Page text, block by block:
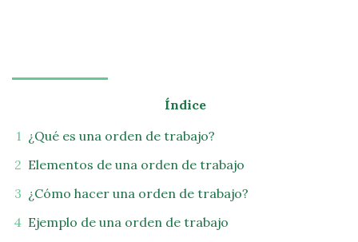
Índice
¿Qué es una orden de trabajo?
Elementos de una orden de trabajo
¿Cómo hacer una orden de trabajo?
Ejemplo de una orden de trabajo